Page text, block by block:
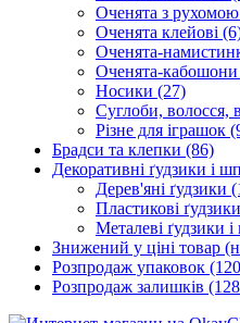
Оченята з
Оченята клейові
Оченята-
Оченята-кабошони
Носики (27)
Суглоби, волосся,
Різне для іграшок
Брадси та клепки (86)
Декоративні ґудзики і
Дерев'яні ґудзики
Пластикові
Металеві ґудзики
Знижений у ціні товар
Розпродаж упаковок
Розпродаж залишків